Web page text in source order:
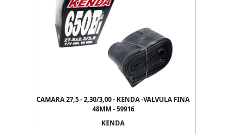
CAMARA 27,5 - 2,30/3,00 - KENDA -VALVULA FINA
48MM - 59916
KENDA